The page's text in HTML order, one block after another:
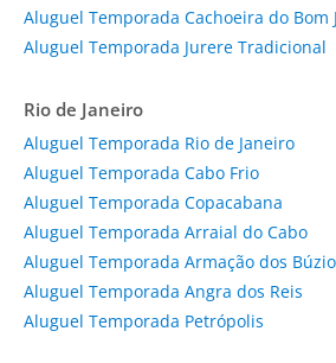
Aluguel Temporada Cachoeira do Bom
Aluguel Temporada Jurere Tradicional
Rio de Janeiro
Aluguel Temporada Rio de Janeiro
Aluguel Temporada Cabo Frio
Aluguel Temporada Copacabana
Aluguel Temporada Arraial do Cabo
Aluguel Temporada Armação dos
Aluguel Temporada Angra dos Reis
Aluguel Temporada Petrópolis